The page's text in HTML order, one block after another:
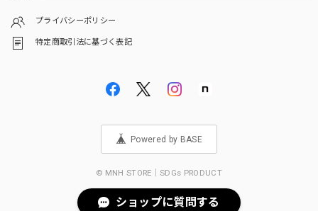
プライバシーポリシー
特定商取引法に基づく表記
Powered by BASE
© MNH STORE｜SDGs PRODUCT
ショップに質問する